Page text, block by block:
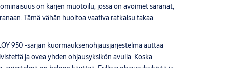
on kärjen muotoilu, jossa on avoimet saranat,
Tämä vähän huoltoa vaativa ratkaisu takaa
950 -sarjan kuormauksenohjausjärjestelmä auttaa
ja ovea yhden ohjausyksikön avulla. Koska